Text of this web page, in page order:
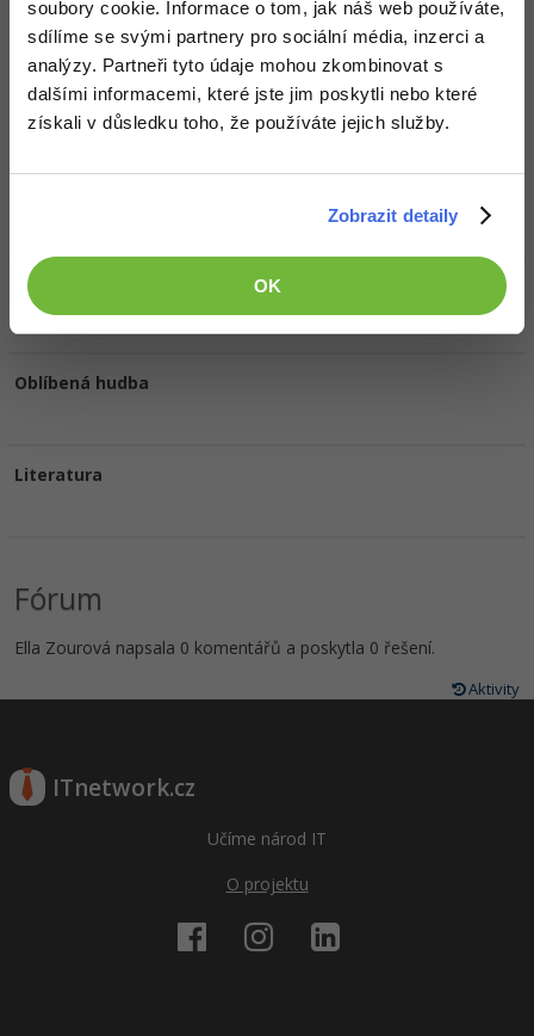
soubory cookie. Informace o tom, jak náš web používáte,
sdílíme se svými partnery pro sociální média, inzerci a
analýzy. Partneři tyto údaje mohou zkombinovat s
dalšími informacemi, které jste jim poskytli nebo které
získali v důsledku toho, že používáte jejich služby.
Zobrazit detaily
OK
Česká republika, Hlavní město Praha, Praha.Vyhledat kolegy
Oblíbené IDE, Editor
Oblíbené filmy/seriály
Oblíbená hudba
Literatura
Fórum
Ella Zourová napsala 0 komentářů a poskytla 0 řešení.
Aktivity
ITnetwork.cz
Učíme národ IT
O projektu